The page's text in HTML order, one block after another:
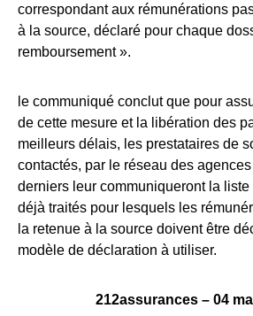
correspondant aux rémunérations
à la source, déclaré pour chaque
remboursement ».
le communiqué conclut que pour
de cette mesure et la libération des
meilleurs délais, les prestataires de
contactés, par le réseau des
derniers leur communiqueront la
déjà traités pour lesquels les
la retenue à la source doivent être
modèle de déclaration à utiliser.
212assurances – 04